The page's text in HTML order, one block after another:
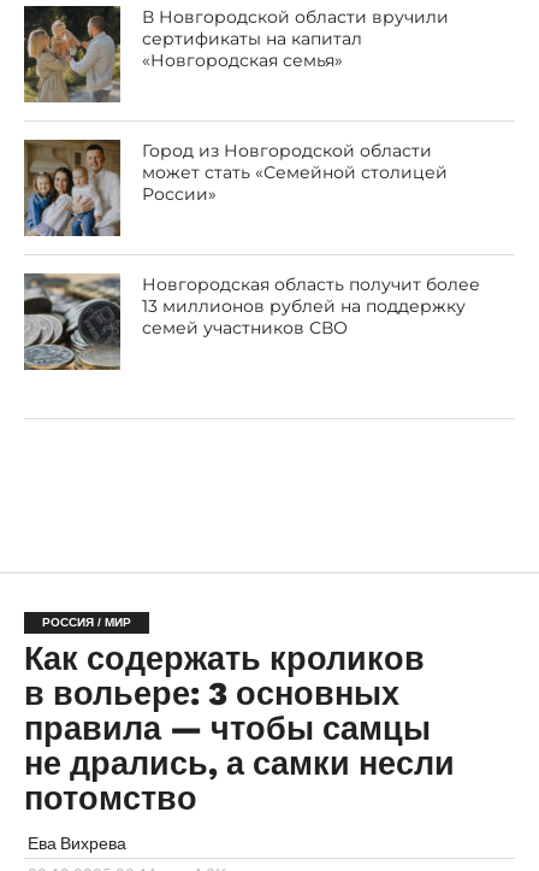
В Новгородской области вручили
сертификаты на капитал
«Новгородская семья»
Город из Новгородской области
может стать «Семейной столицей
России»
Новгородская область получит более
13 миллионов рублей на поддержку
семей участников СВО
РОССИЯ / МИР
Как содержать кроликов
в вольере: 3 основных
правила — чтобы самцы
не дрались, а самки несли
потомство
Ева Вихрева